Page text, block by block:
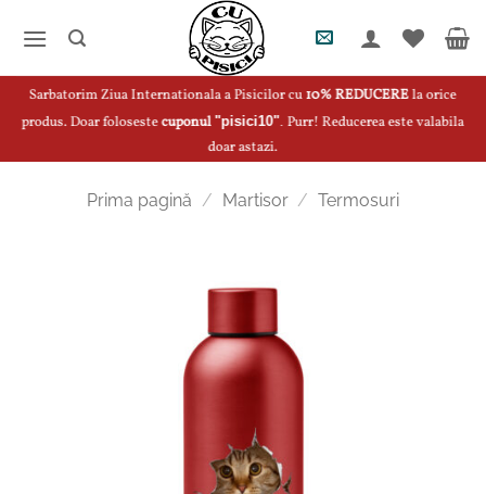
Sarbatorim Ziua Internationala a Pisicilor cu10% REDUCEREla orice
produs. Doar folosestecuponul "pisici10" Purr! Reducerea este valabila
doar astazi.
Prima pagină / Martisor / Termosuri